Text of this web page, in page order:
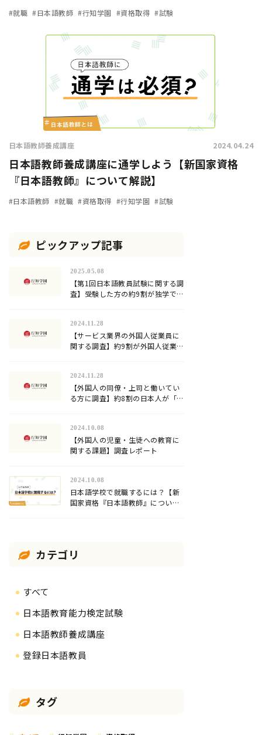
試験対策方法や試験の難易度は？
#就職 #日本語教師 #行知学園 #資格取得 #試験
日本語教師養成講座 2024.04.24
日本語教師養成講座に通学しよう【新国家資格
『日本語教師』について解説】
#日本語教師 #就職 #資格取得 #行知学園 #試験
ピックアップ記事
2025.05.08
【第1回日本語教員試験に関する調
査】受験した方の約9割が独学での
2024.11.28
【サービス業界の外国人従業員に
関する調査】約9割が外国人従業員
員』の需要！
2024.11.28
【外国人の同僚・上司と働いてい
る方に調査】約8割の日本人が「日
2024.10.08
【外国人の児童・生徒への教育に
関する課題】調査レポート
2024.10.08
日本語学校で就職するには？【新
国家資格『日本語教師』について
カテゴリ
すべて
日本語教育能力検定試験
日本語教師養成講座
登録日本語教員
タグ